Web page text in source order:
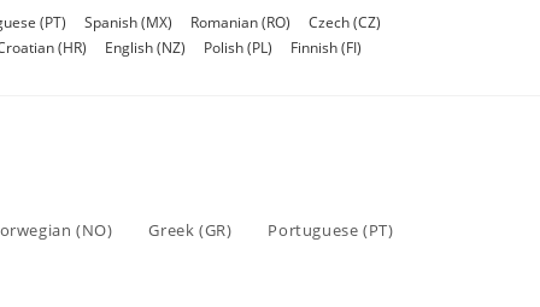
(PT) Spanish (MX) Romanian (RO)
Czech (CZ)
(HR) English (NZ) Polish (PL)
Finnish (FI)
(NO) Greek (GR) Portuguese (PT)